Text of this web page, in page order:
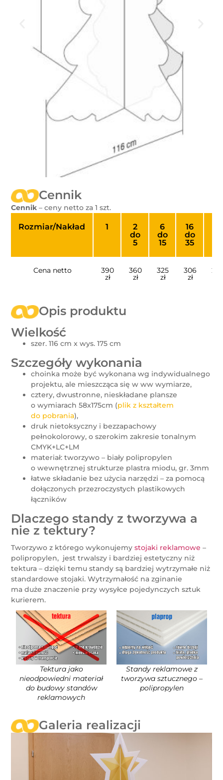
Cennik
Cennik – ceny netto za 1 szt.
Rozmiar/Nakład 1
2
do
5
6
do
15
16
do
35
Cena netto 390
zł
360
zł
325
zł
306
zł
Opis produktu
Wielkość
szer. 116 cm x wys. 175 cm
Szczegóły wykonania
choinka może być wykonana wg indywidualnego
projektu, ale mieszcząca się w ww wymiarze,
cztery, dwustronne, nieskładane plansze
o wymiarach 58x175cm (plik z kształtem
do pobrania),
druk nietoksyczny i bezzapachowy
pełnokolorowy, o szerokim zakresie tonalnym
CMYK+LC+LM
materiał: tworzywo – biały polipropylen
o wewnętrznej strukturze plastra miodu, gr. 3mm
łatwe składanie bez użycia narzędzi – za pomocą
dołączonych przezroczystych plastikowych
łączników
Dlaczego standy z tworzywa a
nie z tektury?
Tworzywo z którego wykonujemy stojaki reklamowe –
polipropylen, jest trwalszy i bardziej estetyczny niż
tektura – dzięki temu standy są bardziej wytrzymałe niż
standardowe stojaki. Wytrzymałość na zginanie
ma duże znaczenie przy wysyłce pojedynczych sztuk
kurierem.
Tektura jako
nieodpowiedni materiał
do budowy standów
reklamowych
Standy reklamowe z
tworzywa sztucznego –
polipropylen
Galeria realizacji